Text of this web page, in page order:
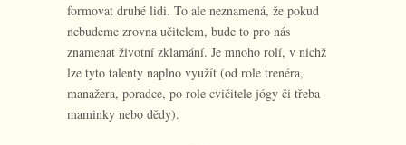
formovat druhé lidi. To ale neznamená, že pokud
nebudeme zrovna učitelem, bude to pro nás
znamenat životní zklamání. Je mnoho rolí, v nichž
lze tyto talenty naplno využít (od role trenéra,
manažera, poradce, po role cvičitele jógy či třeba
maminky nebo dědy).